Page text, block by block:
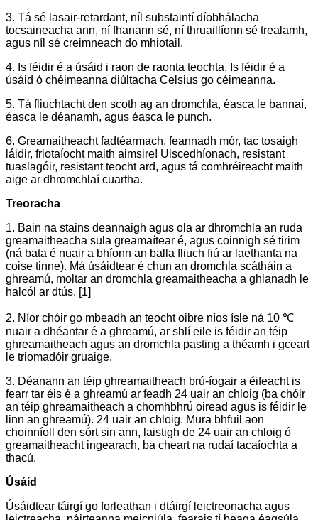
3. Tá sé lasair-retardant, níl substaintí díobhálacha
tocsaineacha ann, ní fhanann sé, ní thruaillíonn sé trealamh,
agus níl sé creimneach do mhiotail.
4. Is féidir é a úsáid i raon de raonta teochta. Is féidir é a
úsáid ó chéimeanna diúltacha Celsius go céimeanna.
5. Tá fliuchtacht den scoth ag an dromchla, éasca le bannaí,
éasca le déanamh, agus éasca le punch.
6. Greamaitheacht fadtéarmach, feannadh mór, tac tosaigh
láidir, friotaíocht maith aimsire! Uiscedhíonach, resistant
tuaslagóir, resistant teocht ard, agus tá comhréireacht maith
aige ar dhromchlaí cuartha.
Treoracha
1. Bain na stains deannaigh agus ola ar dhromchla an ruda
greamaitheacha sula greamaítear é, agus coinnigh sé tirim
(ná bata é nuair a bhíonn an balla fliuch fiú ar laethanta na
coise tinne). Má úsáidtear é chun an dromchla scátháin a
ghreamú, moltar an dromchla greamaitheacha a ghlanadh le
halcól ar dtús. [1]
2. Níor chóir go mbeadh an teocht oibre níos ísle ná 10 ℃
nuair a dhéantar é a ghreamú, ar shlí eile is féidir an téip
ghreamaitheach agus an dromchla pasting a théamh i gceart
le triomadóir gruaige,
3. Déanann an téip ghreamaitheach brú-íogair a éifeacht is
fearr tar éis é a ghreamú ar feadh 24 uair an chloig (ba chóir
an téip ghreamaitheach a chomhbhrú oiread agus is féidir le
linn an ghreamú). 24 uair an chloig. Mura bhfuil aon
choinníoll den sórt sin ann, laistigh de 24 uair an chloig ó
greamaitheacht ingearach, ba cheart na rudaí tacaíochta a
thacú.
Úsáid
Úsáidtear táirgí go forleathan i dtáirgí leictreonacha agus